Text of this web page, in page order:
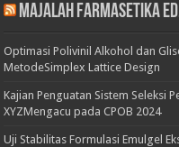
Majalah Farmasetika
Optimasi Polivinil Alkohol dan
MetodeSimplex Lattice Design
Kajian Penguatan Sistem Seleksi
XYZMengacu pada CPOB 2024
Uji Stabilitas Formulasi Emulgel